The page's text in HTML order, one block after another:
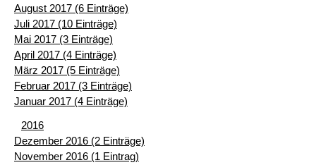
August 2017 (6 Einträge)
Juli 2017 (10 Einträge)
Mai 2017 (3 Einträge)
April 2017 (4 Einträge)
März 2017 (5 Einträge)
Februar 2017 (3 Einträge)
Januar 2017 (4 Einträge)
2016
Dezember 2016 (2 Einträge)
November 2016 (1 Eintrag)